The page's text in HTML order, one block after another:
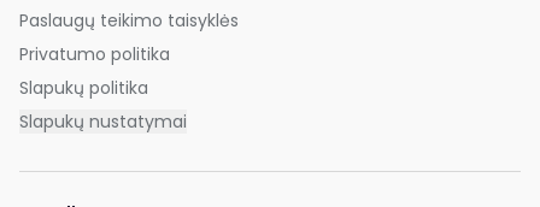
Paslaugų teikimo taisyklės
Privatumo politika
Slapukų politika
Slapukų nustatymai